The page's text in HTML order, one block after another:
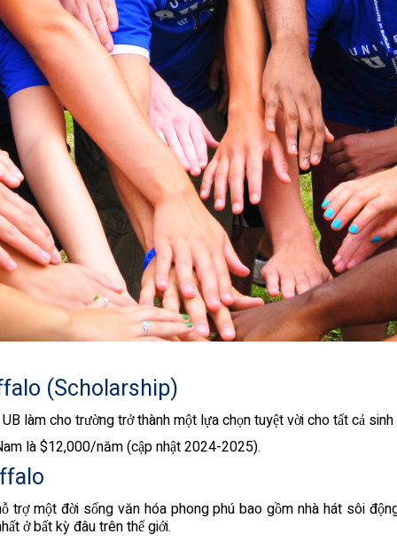
(Scholarship)
làm cho trường trở thành một lựa chọn tuyệt vời cho tất cả sinh
là $12,000/năm (cập nhật 2024-2025).
một đời sống văn hóa phong phú bao gồm nhà hát sôi
ở bất kỳ đâu trên thế giới.